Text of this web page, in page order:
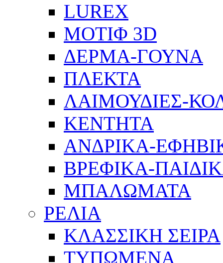
LUREX
ΜΟΤΙΦ 3D
ΔΕΡΜΑ-ΓΟΥΝΑ
ΠΛΕΚΤΑ
ΛΑΙΜΟΥΔΙΕΣ-
ΚΕΝΤΗΤΑ
ΑΝΔΡΙΚΑ-
ΒΡΕΦΙΚΑ-
ΜΠΑΛΩΜΑΤΑ
ΡΕΛΙΑ
ΚΛΑΣΣΙΚΗ ΣΕΙΡΑ
ΤΥΠΩΜΕΝΑ